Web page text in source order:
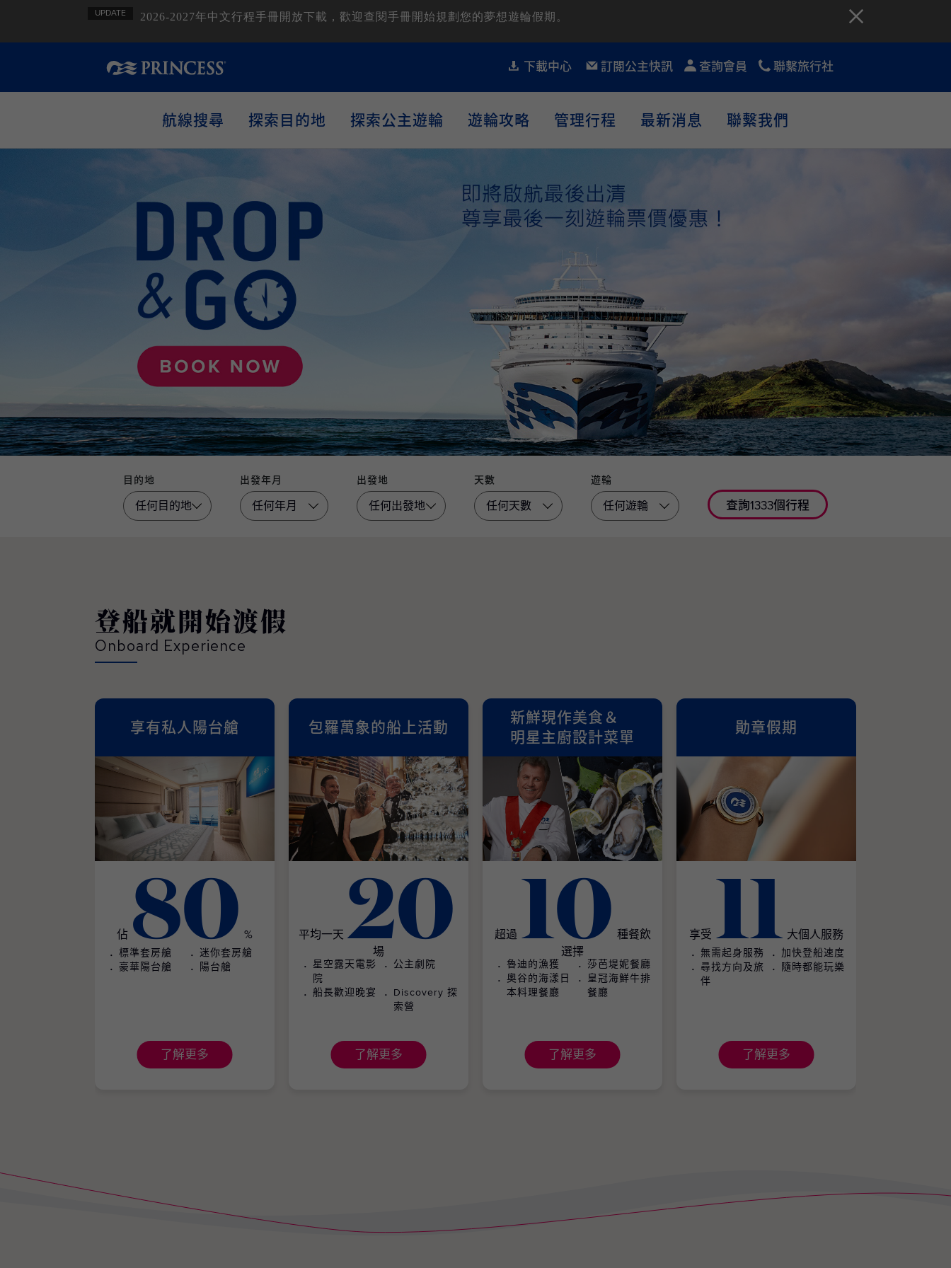
UPDATE 2026-2027年中文行程手冊開放下載，歡迎查閱手冊開始規劃您的夢想遊輪假期。
下載中心 訂閱公主快訊 查詢會員 聯繫旅行社
航線搜尋 探索目的地 探索公主遊輪 遊輪攻略 管理行程 最新消息 聯繫我們
目的地 出發年月 出發地 天數 遊輪
查詢1333個行程
登船就開始渡假
Onboard Experience
享有私人陽台艙
佔 80 %
標準套房艙
迷你套房艙
豪華陽台艙
陽台艙
了解更多
包羅萬象的船上活動
平均一天 20
場
星空露天電影
院
公主劇院
船長歡迎晚宴
Discovery 探
索營
了解更多
新鮮現作美食＆
明星主廚設計菜單
超過 10 種餐飲
選擇
魯迪的漁獲
莎芭堤妮餐廳
奧谷的海漾日
本料理餐廳
皇冠海鮮牛排
餐廳
了解更多
勛章假期
享受 11 大個人服務
無需起身服務
加快登船速度
尋找方向及旅
伴
隨時都能玩樂
了解更多